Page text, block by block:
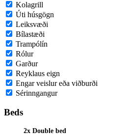
Kolagrill
Úti húsgögn
Leiksvæði
Bílastæði
Trampólín
Rólur
Garður
Reyklaus eign
Engar veislur eða viðburði
Sérinngangur
Beds
2x Double bed